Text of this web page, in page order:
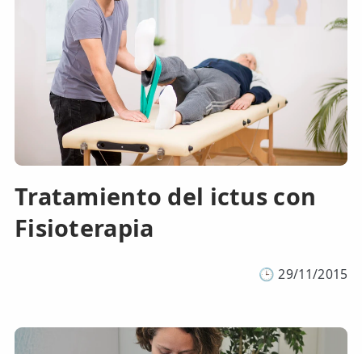
Tratamiento del ictus con
Fisioterapia
🕒 29/11/2015